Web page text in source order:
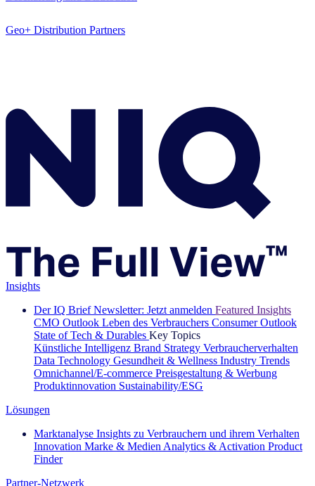
Geo+ Distribution Partners
Insights
Der IQ Brief Newsletter: Jetzt anmelden Featured Insights
CMO Outlook Leben des Verbrauchers Consumer Outlook
State of Tech & Durables Key Topics
Künstliche Intelligenz Brand Strategy Verbraucherverhalten
Data Technology Gesundheit & Wellness Industry Trends
Omnichannel/E-commerce Preisgestaltung & Werbung
Produktinnovation Sustainability/ESG
Lösungen
Marktanalyse Insights zu Verbrauchern und ihrem Verhalten
Innovation Marke & Medien Analytics & Activation Product
Finder
Partner-Netzwerk